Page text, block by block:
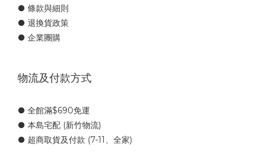
● 條款與細則
● 退換貨政策
● 企業團購
物流及付款方式
● 全館滿$690免運
● 本島宅配 (新竹物流)
● 超商取貨及付款 (7-11、全家)